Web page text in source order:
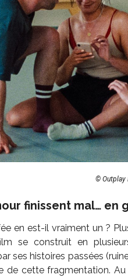
© Outplay
finissent mal… en
en est-il vraiment un ?
se construit en
ses histoires passées
de cette fragmentation.